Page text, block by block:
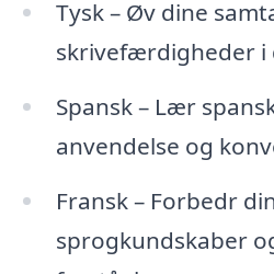
Tysk – Øv dine
skrivefærdigheder i
Spansk – Lær
anvendelse og
Fransk – Forbedr
sprogkundskaber